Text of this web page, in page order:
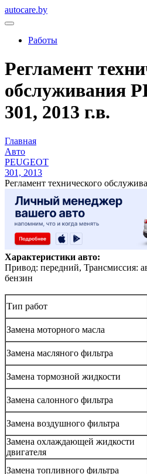
autocare.by
Работы
Регламент
обслуживания
301, 2013 г.в.
Главная
Авто
PEUGEOT
301, 2013
Регламент технического
Характеристики авто:
Привод: передний, Трансмиссия:
бензин
Тип работ
Замена моторного масла
Замена масляного фильтра
Замена тормозной жидкости
Замена салонного фильтра
Замена воздушного фильтра
Замена охлаждающей жидкости
двигателя
Замена топливного фильтра